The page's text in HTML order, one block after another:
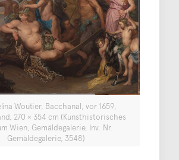
Woutier, Bacchanal, vor 1659,
270 × 354 cm (Kunsthistorisches
Wien, Gemäldegalerie, Inv. Nr.
Gemäldegalerie, 3548)